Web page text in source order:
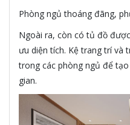
Phòng ngủ thoáng đãng,
Ngoài ra, còn có tủ đồ
ưu diện tích. Kệ trang trí và
trong các phòng ngủ để
gian.